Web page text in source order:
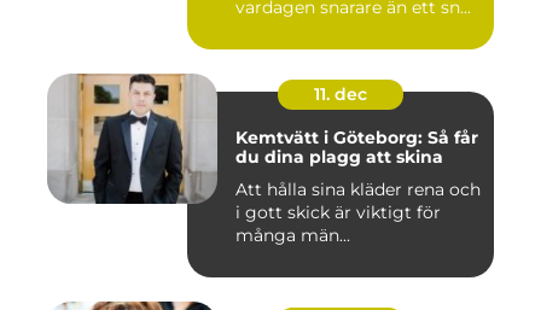
vardagen snarare än ett sn...
11. dec
Kemtvätt i Göteborg: Så får
du dina plagg att skina
Att hålla sina kläder rena och
i gott skick är viktigt för
många män...